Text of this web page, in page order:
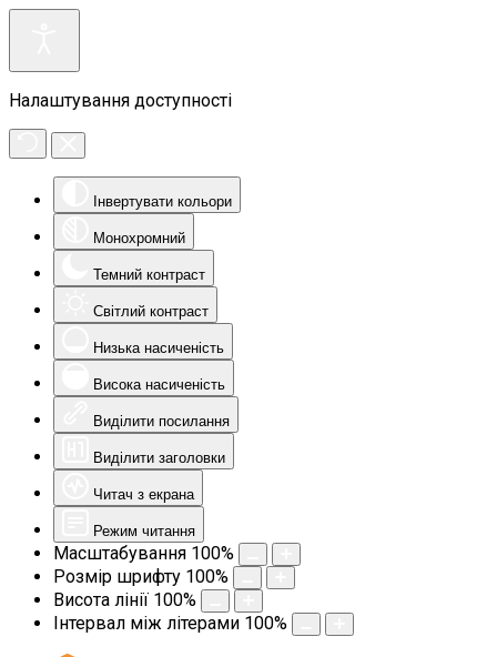
Налаштування доступності
Інвертувати кольори
Монохромний
Темний контраст
Світлий контраст
Низька насиченість
Висока насиченість
Виділити посилання
Виділити заголовки
Читач з екрана
Режим читання
Масштабування 100%
Розмір шрифту 100%
Висота лінії 100%
Інтервал між літерами 100%